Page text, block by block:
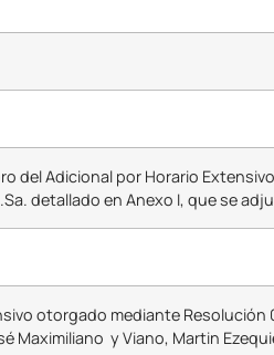
del Adicional por Horario
detallado en Anexo I, que se
otorgado mediante
Maximiliano y Viano, Martin